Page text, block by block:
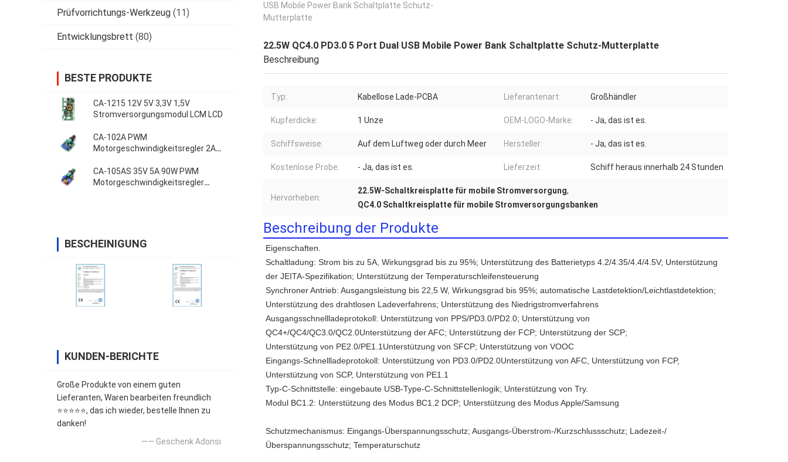
Prüfvorrichtungs-Werkzeug (11)
Entwicklungsbrett (80)
BESTE PRODUKTE
CA-1215 12V 5V 3,3V 1,5V
Stromversorgungsmodul LCM LCD
CA-102A PWM
Motorgeschwindigkeitsregler 2A
CA-105AS 35V 5A 90W PWM
Motorgeschwindigkeitsregler
BESCHEINIGUNG
KUNDEN-BERICHTE
Große Produkte von einem guten
Lieferanten, Waren bearbeiten freundlich
⭐⭐⭐⭐⭐, das ich wieder, bestelle Ihnen zu
danken!
—— Geschenk Adonsi
USB Mobile Power Bank Schaltplatte Schutz-
Mutterplatte
22.5W QC4.0 PD3.0 5 Port Dual USB Mobile Power Bank Schaltplatte Schutz-Mutterplatte
Beschreibung
Typ: Kabellose Lade-PCBA Lieferantenart: Großhändler
Kupferdicke: 1 Unze OEM-LOGO-Marke: - Ja, das ist es.
Schiffsweise: Auf dem Luftweg oder durch Meer Hersteller: - Ja, das ist es.
Kostenlose Probe: - Ja, das ist es. Lieferzeit: Schiff heraus innerhalb 24 Stunden
Hervorheben:
22.5W-Schaltkreisplatte für mobile Stromversorgung,
QC4.0 Schaltkreisplatte für mobile Stromversorgungsbanken
Beschreibung der Produkte
Eigenschaften.
Schaltladung: Strom bis zu 5A, Wirkungsgrad bis zu 95%; Unterstützung des Batterietyps 4.2/4.35/4.4/4.5V; Unterstützung
der JEITA-Spezifikation; Unterstützung der Temperaturschleifensteuerung
Synchroner Antrieb: Ausgangsleistung bis 22,5 W, Wirkungsgrad bis 95%; automatische Lastdetektion/Leichtlastdetektion;
Unterstützung des drahtlosen Ladeverfahrens; Unterstützung des Niedrigstromverfahrens
Ausgangsschnellladeprotokoll: Unterstützung von PPS/PD3.0/PD2.0; Unterstützung von
QC4+/QC4/QC3.0/QC2.0Unterstützung der AFC; Unterstützung der FCP; Unterstützung der SCP;
Unterstützung von PE2.0/PE1.1Unterstützung von SFCP; Unterstützung von VOOC
Eingangs-Schnellladeprotokoll: Unterstützung von PD3.0/PD2.0Unterstützung von AFC, Unterstützung von FCP,
Unterstützung von SCP, Unterstützung von PE1.1
Typ-C-Schnittstelle: eingebaute USB-Type-C-Schnittstellenlogik; Unterstützung von Try.
Modul BC1.2: Unterstützung des Modus BC1.2 DCP; Unterstützung des Modus Apple/Samsung
Schutzmechanismus: Eingangs-Überspannungsschutz; Ausgangs-Überstrom-/Kurzschlussschutz; Ladezeit-/
Überspannungsschutz; Temperaturschutz